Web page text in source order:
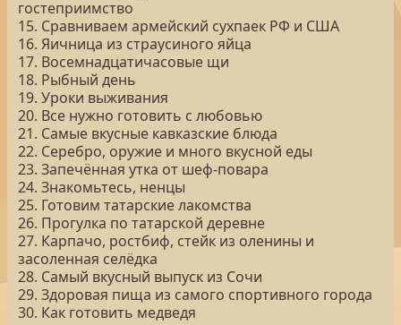
гостеприимство
15. Сравниваем армейский сухпаек РФ и США
16. Яичница из страусиного яйца
17. Восемнадцатичасовые щи
18. Рыбный день
19. Уроки выживания
20. Все нужно готовить с любовью
21. Самые вкусные кавказские блюда
22. Серебро, оружие и много вкусной еды
23. Запечённая утка от шеф-повара
24. Знакомьтесь, ненцы
25. Готовим татарские лакомства
26. Прогулка по татарской деревне
27. Карпачо, ростбиф, стейк из оленины и
засоленная селёдка
28. Самый вкусный выпуск из Сочи
29. Здоровая пища из самого спортивного города
30. Как готовить медведя